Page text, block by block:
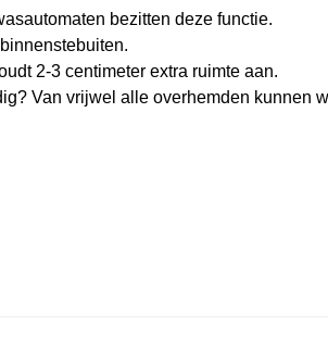
bezitten deze functie.
2-3 centimeter extra ruimte aan.
Van vrijwel alle overhemden kunnen